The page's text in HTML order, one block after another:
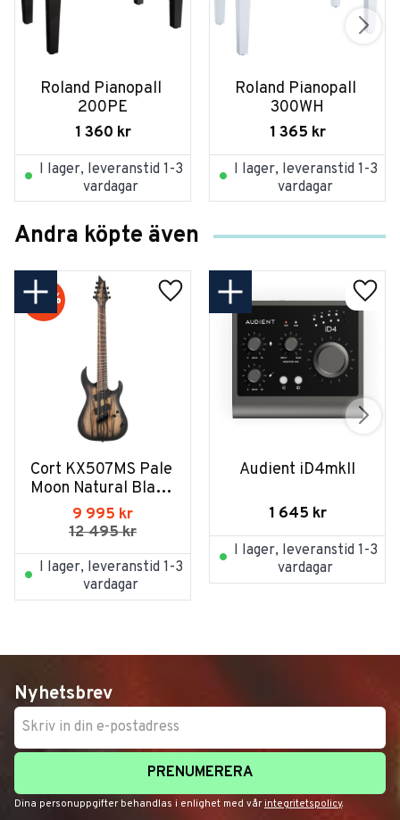
Roland Pianopall
200PE
1 360 kr
I lager, leveranstid 1-3
vardagar
Roland Pianopall
300WH
1 365 kr
I lager, leveranstid 1-3
vardagar
Andra köpte även
Cort KX507MS Pale
Moon Natural Black
Burst
9 995 kr
12 495kr
20 %
I lager, leveranstid 1-3
vardagar
Audient iD4mkII
1 645 kr
I lager, leveranstid 1-3
vardagar
Nyhetsbrev
PRENUMERERA
Dina personuppgifter behandlas i enlighet med vår integritetspolicy.